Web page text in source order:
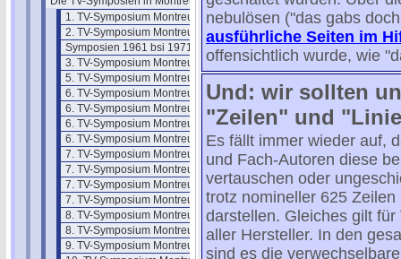
1. TV-Symposium Montreux 1961
2. TV-Symposium Montreux 1962
Symposien 1961 bsi 1971
3. TV-Symposium Montreux 1963
5. TV-Symposium Montreux 1965
6. TV-Symposium Montreux 1969
6. TV-Symposium Montreux 69/2
6. TV-Symposium Montreux 69/3
6. TV-Symposium Montreux 69/4
7. TV-Symposium Montreux 1971
7. TV-Symposium Montreux 71/2
7. TV-Symposium Montreux 71/3
7. TV-Symposium Montreux 71/4
8. TV-Symposium Montreux 1973
8. TV-Symposium Montreux 73/2
9. TV-Symposium Montreux 1975
nebulösen ("das gabs
ausführliche Seiten im
offensichtlich wurde, wie
Und: wir sollten
"Zeilen" und
Es fällt immer wieder auf,
und Fach-Autoren diese
vertauschen oder
trotz nomineller 625
darstellen. Gleiches gilt
aller Hersteller. In den
sind es die